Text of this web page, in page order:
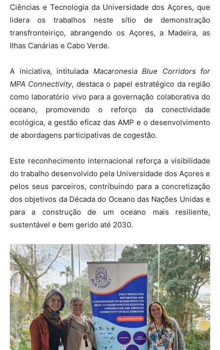
Ciências e Tecnologia da Universidade dos Açores, que
lidera os trabalhos neste sítio de demonstração
transfronteiriço, abrangendo os Açores, a Madeira, as
Ilhas Canárias e Cabo Verde.
A iniciativa, intitulada Macaronesia Blue Corridors for
MPA Connectivity, destaca o papel estratégico da região
como laboratório vivo para a governação colaborativa do
oceano, promovendo o reforço da conectividade
ecológica, a gestão eficaz das AMP e o desenvolvimento
de abordagens participativas de cogestão.
Este reconhecimento internacional reforça a visibilidade
do trabalho desenvolvido pela Universidade dos Açores e
pelos seus parceiros, contribuindo para a concretização
dos objetivos da Década do Oceano das Nações Unidas e
para a construção de um oceano mais resiliente,
sustentável e bem gerido até 2030.